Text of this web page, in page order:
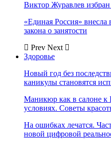
Виктор Журавлев
«Единая Россия»
закона о занятости
Prev Next
Здоровье
Новый год без
каникулы становятся
Маникюр как в салоне
условиях. Советы
На ошибках лечатся.
новой цифровой